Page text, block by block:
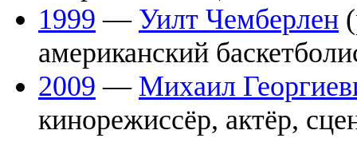
1999 — Уилт Чемберлен
американский
2009 — Михаил
кинорежиссёр, актёр,